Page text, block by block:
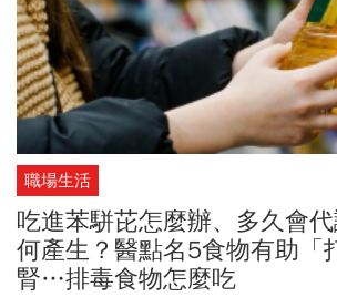
職場生活
吃進苯駢芘怎麼辦、多久會
何產生？醫點名5食物有助「
腎…排毒食物怎麼吃